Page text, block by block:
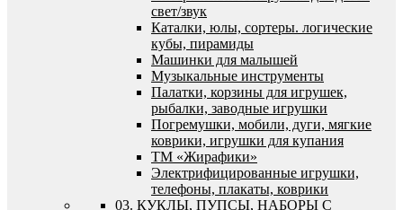
свет/звук
Каталки, юлы, сортеры. логические
кубы, пирамиды
Машинки для малышей
Музыкальные инструменты
Палатки, корзины для игрушек,
рыбалки, заводные игрушки
Погремушки, мобили, дуги, мягкие
коврики, игрушки для купания
ТМ «Жирафики»
Электрифицированные игрушки,
телефоны, плакаты, коврики
03. КУКЛЫ, ПУПСЫ, НАБОРЫ С